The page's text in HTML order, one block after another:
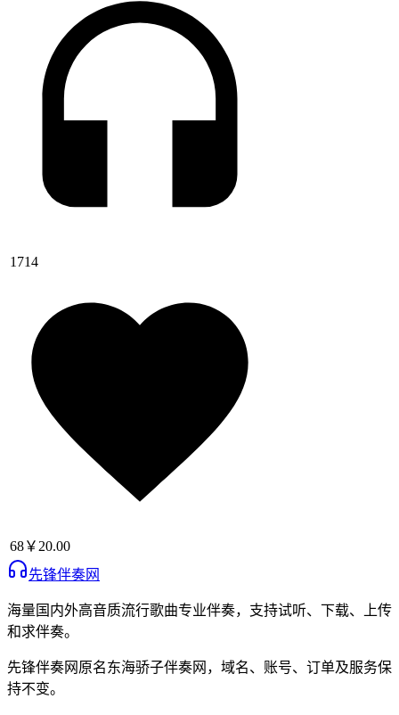
1714
68￥20.00
先锋伴奏网
海量国内外高音质流行歌曲专业伴奏，支持试听、下载、上传
和求伴奏。
先锋伴奏网 原名东海骄子伴奏网 ，域名、账号、订单及服务保
持不变。